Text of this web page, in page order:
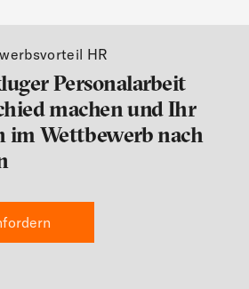
HR
Personalarbeit
machen und Ihr
im Wettbewerb nach